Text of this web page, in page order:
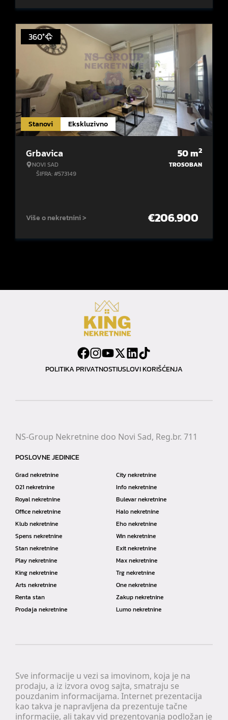
Stanovi Ekskluzivno
360°
Grbavica
NOVI SAD
ŠIFRA: #573149
50m2
TROSOBAN
Više o nekretnini > €206.900
POLITIKA PRIVATNOSTIUSLOVI KORIŠĆENJA
Sve informacije u vezi sa imovinom, koja je na
prodaju, a iz izvora ovog sajta, smatraju se
pouzdanim informacijama. Internet prezentacija
kao takva je napravljena da prezentuje tačne
informacije, ali takav vid prezentovanja podložan je
NS-Group Nekretnine doo Novi Sad, Reg.br. 711
POSLOVNE JEDINICE
Grad nekretnine
City nekretnine
021 nekretnine
Info nekretnine
Royal nekretnine
Bulevar nekretnine
Office nekretnine
Halo nekretnine
Klub nekretnine
Eho nekretnine
Spens nekretnine
Win nekretnine
Stan nekretnine
Exit nekretnine
Play nekretnine
Max nekretnine
King nekretnine
Trg nekretnine
Arts nekretnine
One nekretnine
Renta stan
Zakup nekretnine
Prodaja nekretnine
Lumo nekretnine